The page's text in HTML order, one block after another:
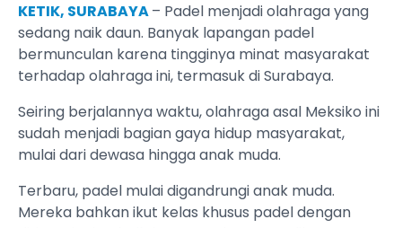
KETIK, SURABAYA– Padel menjadi olahraga yang
sedang naik daun. Banyak lapangan padel
bermunculan karena tingginya minat masyarakat
terhadap olahraga ini, termasuk di Surabaya.
Seiring berjalannya waktu, olahraga asal Meksiko ini
sudah menjadi bagian gaya hidup masyarakat,
mulai dari dewasa hingga anak muda.
Terbaru, padel mulai digandrungi anak muda.
Mereka bahkan ikut kelas khusus padel dengan